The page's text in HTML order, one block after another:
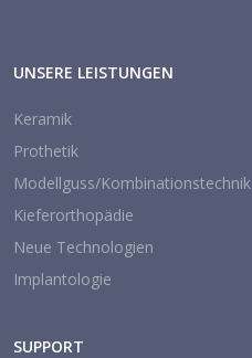
UNSERE LEISTUNGEN
Keramik
Prothetik
Modellguss/Kombinationstechnik
Kieferorthopädie
Neue Technologien
Implantologie
SUPPORT